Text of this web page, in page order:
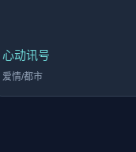
心动讯号
爱情/都市